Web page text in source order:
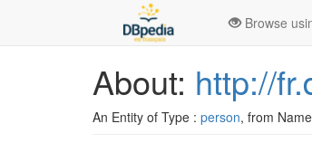
Browse
About: http://
An Entity of Type : person, from